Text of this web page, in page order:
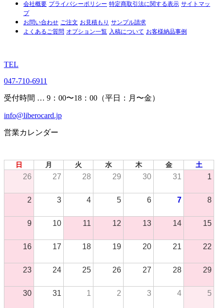
会社概要 プライバシーポリシー 特定商取引法に関する表示 サイトマッ
プ
お問い合わせ ご注文 お見積もり サンプル請求
よくあるご質問 オプション一覧 入稿について お客様納品事例
TEL
047-710-6911
受付時間 … 9：00〜18：00（平日：月〜金）
info@liberocard.jp
営業カレンダー
日 月 火 水 木 金 土
26 27 28 29 30 31 1
2 3 4 5 6 7 8
9 10 11 12 13 14 15
16 17 18 19 20 21 22
23 24 25 26 27 28 29
30 31 1 2 3 4 5